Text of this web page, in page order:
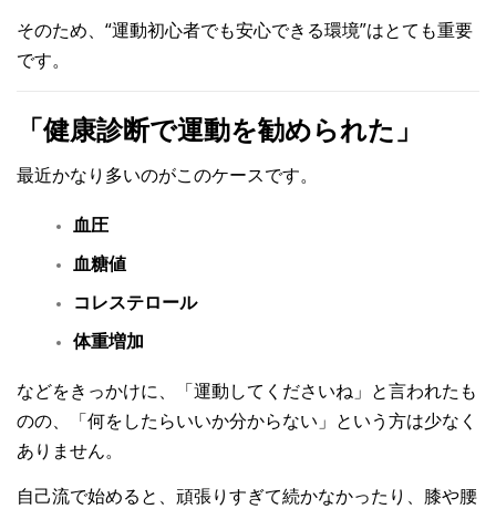
そのため、“運動初心者でも安心できる環境”はとても重要
です。
「健康診断で運動を勧められた」
最近かなり多いのがこのケースです。
血圧
血糖値
コレステロール
体重増加
などをきっかけに、 「運動してくださいね」 と言われたも
のの、
「何をしたらいいか分からない」 という方は少なく
ありません。
自己流で始めると、 頑張りすぎて続かなかったり、膝や腰